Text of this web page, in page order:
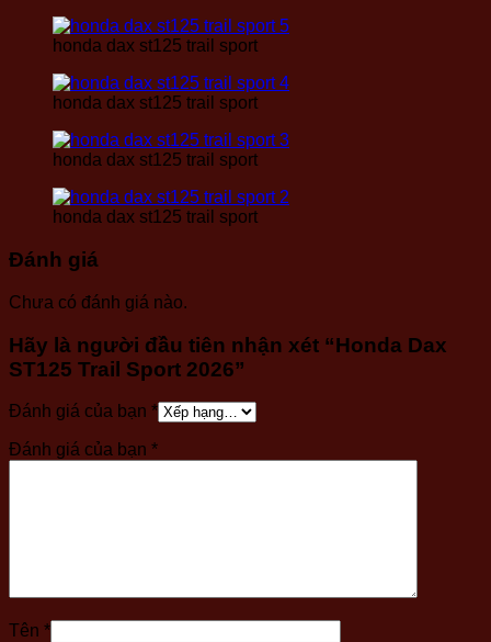
honda dax st125 trail sport
honda dax st125 trail sport
honda dax st125 trail sport
honda dax st125 trail sport
Đánh giá
Chưa có đánh giá nào.
Hãy là người đầu tiên nhận xét “Honda Dax
ST125 Trail Sport 2026”
Đánh giá của bạn *
Đánh giá của bạn *
Tên *